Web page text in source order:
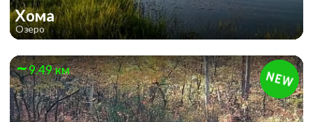
Хома
Озеро
9.49 км